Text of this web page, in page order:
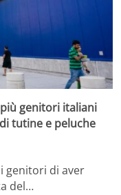
genitori italiani
tutine e peluche
genitori di aver
del…